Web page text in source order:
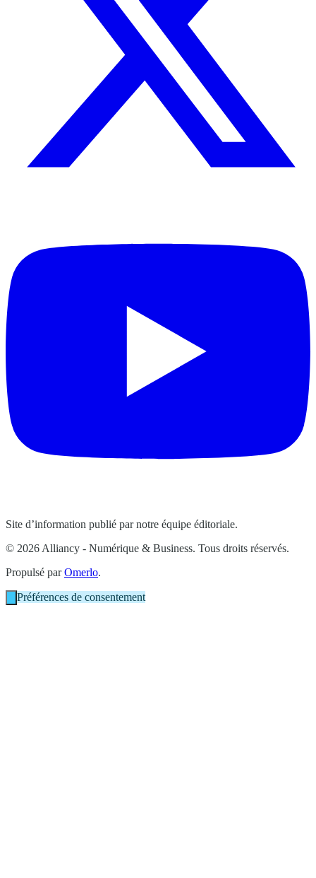
Site d’information publié par notre équipe éditoriale.
© 2026 Alliancy - Numérique & Business. Tous droits réservés.
Propulsé parOmerlo.
Préférences de consentement